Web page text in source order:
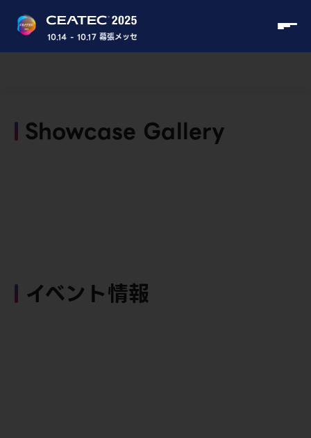
10.14 - 10.17 幕張メッセ
Showcase Gallery
イベント情報